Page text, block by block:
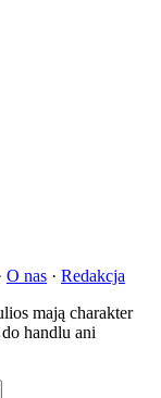
O nas · Redakcja
mają charakter
handlu ani